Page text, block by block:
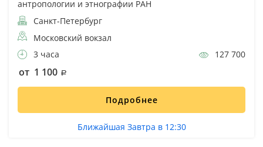
антропологии и этнографии РАН
Санкт-Петербург
Московский вокзал
3 часа
127 700
от 1 100
Подробнее
Ближайшая Завтра в 12:30